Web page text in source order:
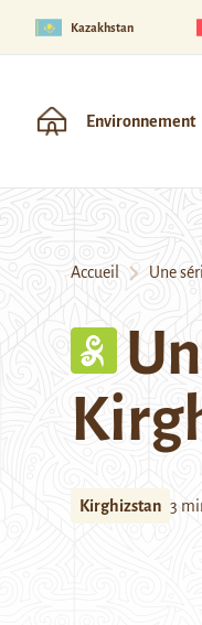
Kazakhstan
Environnement
Accueil Une
Kirghizstan 3